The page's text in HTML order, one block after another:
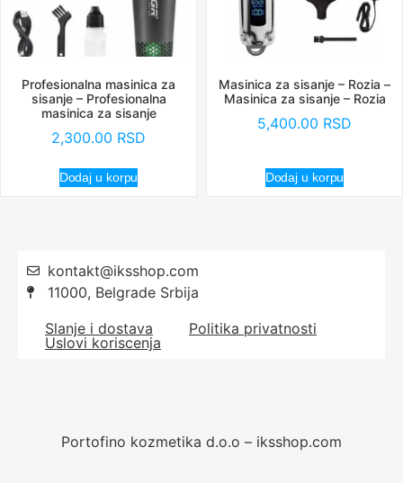
Profesionalna masinica za
sisanje – Profesionalna
masinica za sisanje
2,300.00 RSD
Dodaj u korpu
Masinica za sisanje – Rozia –
Masinica za sisanje – Rozia
5,400.00 RSD
Dodaj u korpu
kontakt@iksshop.com
11000, Belgrade Srbija
Slanje i dostava
Politika privatnosti
Uslovi koriscenja
Portofino kozmetika d.o.o – iksshop.com